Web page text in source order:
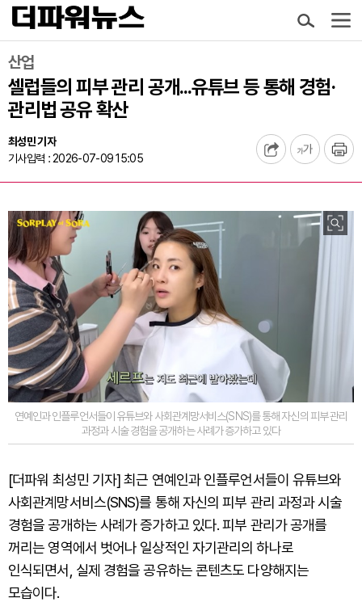
산업
셀럽들의 피부 관리 공개...유튜브 등 통해 경험·
관리법 공유 확산
최성민 기자
기사입력 : 2026-07-09 15:05
연예인과 인플루언서들이 유튜브와 사회관계망서비스(SNS)를 통해 자신의 피부 관리
과정과 시술 경험을 공개하는 사례가 증가하고 있다
[더파워 최성민 기자] 최근 연예인과 인플루언서들이 유튜브와
사회관계망서비스(SNS)를 통해 자신의 피부 관리 과정과 시술
경험을 공개하는 사례가 증가하고 있다. 피부 관리가 공개를
꺼리는 영역에서 벗어나 일상적인 자기관리의 하나로
인식되면서, 실제 경험을 공유하는 콘텐츠도 다양해지는
모습이다.